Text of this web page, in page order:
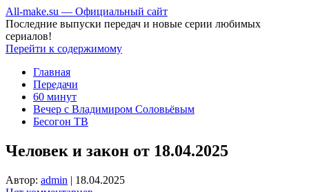
All-make.su — Официальный сайт
Последние выпуски передач и новые серии любимых
сериалов!
Перейти к содержимому
Главная
Передачи
60 минут
Вечер с Владимиром Соловьёвым
Бесогон ТВ
Человек и закон от 18.04.2025
Автор: admin | 18.04.2025